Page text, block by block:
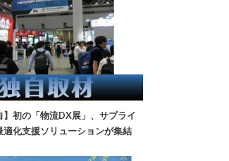
】初の「物流DX展」、サプライ
適化支援ソリューションが集結